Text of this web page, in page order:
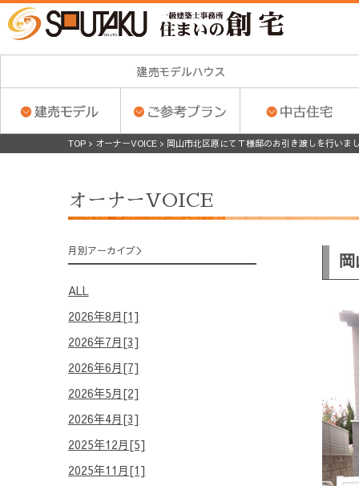
TOP> オーナーVOICE> 岡山市北区原にてＴ様邸のお引き渡しを行いま
オーナーVOICE
月別アーカイブ
ALL
2026年8月[1]
2026年7月[3]
2026年6月[7]
2026年5月[2]
2026年4月[3]
2025年12月[5]
2025年11月[1]